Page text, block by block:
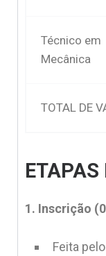
Técnico em
Mecânica
TOTAL DE
ETAPAS
1. Inscrição
Feita